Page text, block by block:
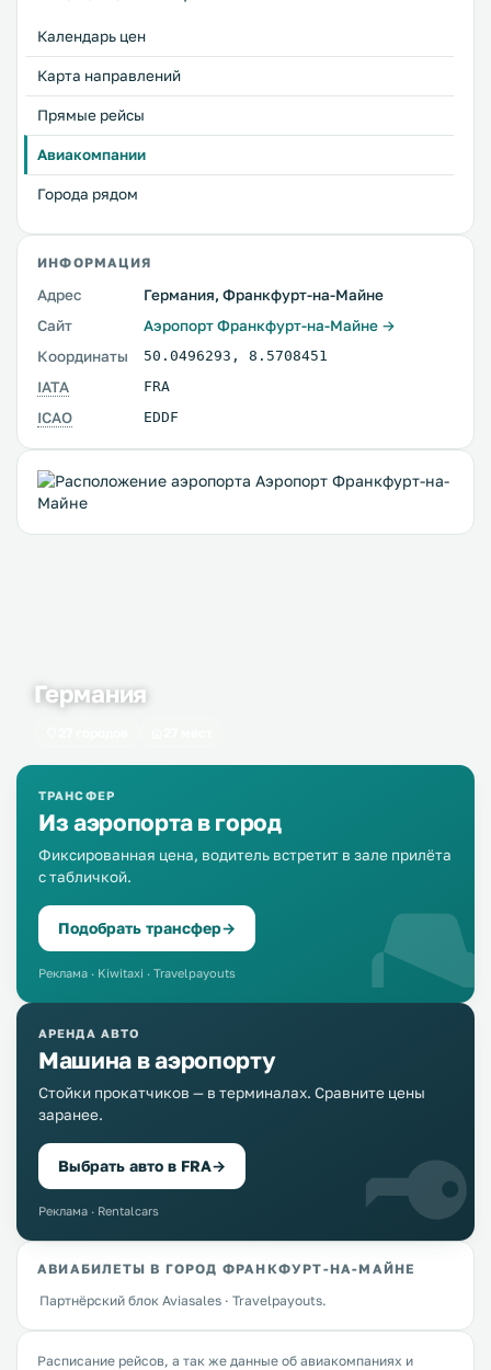
Календарь цен
Карта направлений
Прямые рейсы
Авиакомпании
Города рядом
ИНФОРМАЦИЯ
Адрес
Германия, Франкфурт-на-Майне
Сайт
Аэропорт Франкфурт-на-Майне →
Координаты
50.0496293 , 8.5708451
IATA FRA
ICAO EDDF
Германия
ТРАНСФЕР
Из аэропорта в город
Фиксированная цена, водитель встретит в зале прилёта
с табличкой.
Подобрать трансфер→
Реклама · Kiwitaxi · Travelpayouts
АРЕНДА АВТО
Машина в аэропорту
Стойки прокатчиков — в терминалах. Сравните цены
заранее.
Выбрать авто в FRA→
Реклама · Rentalcars
АВИАБИЛЕТЫ В ГОРОД ФРАНКФУРТ-НА-МАЙНЕ
Партнёрский блок Aviasales · Travelpayouts.
Расписание рейсов, а так же данные об авиакомпаниях и